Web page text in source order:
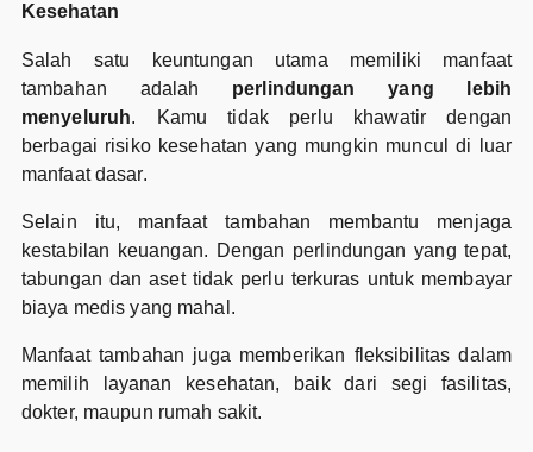
Kesehatan
Salah satu keuntungan utama memiliki manfaat
tambahan adalah perlindungan yang lebih
menyeluruh. Kamu tidak perlu khawatir dengan
berbagai risiko kesehatan yang mungkin muncul di luar
manfaat dasar.
Selain itu, manfaat tambahan membantu menjaga
kestabilan keuangan. Dengan perlindungan yang tepat,
tabungan dan aset tidak perlu terkuras untuk membayar
biaya medis yang mahal.
Manfaat tambahan juga memberikan fleksibilitas dalam
memilih layanan kesehatan, baik dari segi fasilitas,
dokter, maupun rumah sakit.